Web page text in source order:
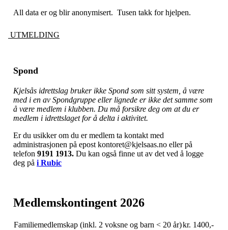
All data er og blir anonymisert. Tusen takk for hjelpen.
UTMELDING
Spond
Kjelsås idrettslag bruker ikke Spond som sitt system, å være
med i en av Spondgruppe eller lignede er ikke det samme som
å være medlem i klubben. Du må forsikre deg om at du er
medlem i idrettslaget for å delta i aktivitet.
Er du usikker om du er medlem ta kontakt med
administrasjonen på epost kontoret@kjelsaas.no eller på
telefon 9191 1913. Du kan også finne ut av det ved å logge
deg på i Rubic
Medlemskontingent 2026
Familiemedlemskap (inkl. 2 voksne og barn < 20 år)kr. 1400,-